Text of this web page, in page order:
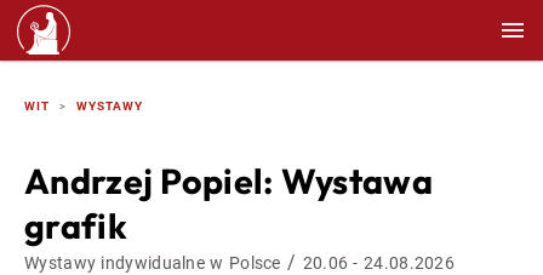
WIT WYSTAWY
Andrzej Popiel: Wystawa
grafik
Wystawy indywidualne w Polsce / 20.06 - 24.08.2026